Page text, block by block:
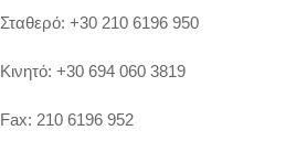
Σταθερό: +30 210 6196 950
Κινητό: +30 694 060 3819
Fax: 210 6196 952